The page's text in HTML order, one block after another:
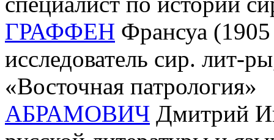
ГРАФФЕН Франсуа
исследователь сир. лит-
«Восточная патрология»
АБРАМОВИЧ Дмитрий